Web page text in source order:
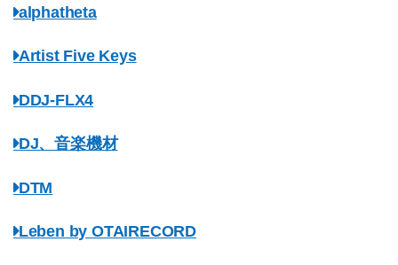
alphatheta
Artist Five Keys
DDJ-FLX4
DJ、音楽機材
DTM
Leben by OTAIRECORD